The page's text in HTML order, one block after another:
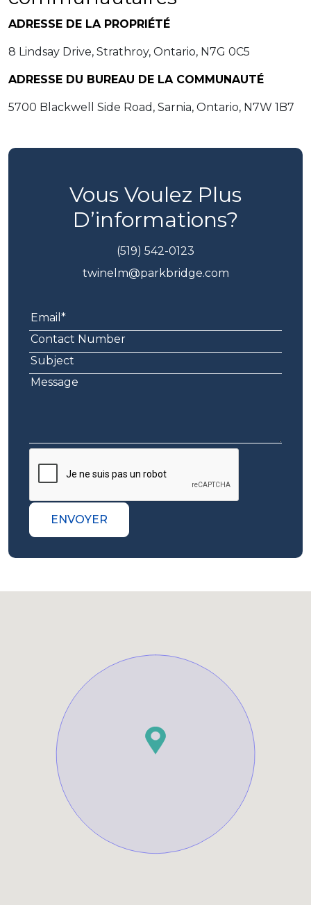
ADRESSE DE LA PROPRIÉTÉ
8 Lindsay Drive, Strathroy, Ontario, N7G 0C5
ADRESSE DU BUREAU DE LA COMMUNAUTÉ
5700 Blackwell Side Road, Sarnia, Ontario, N7W 1B7
Vous Voulez Plus
D’informations?
(519) 542-0123
twinelm@parkbridge.com
ENVOYER